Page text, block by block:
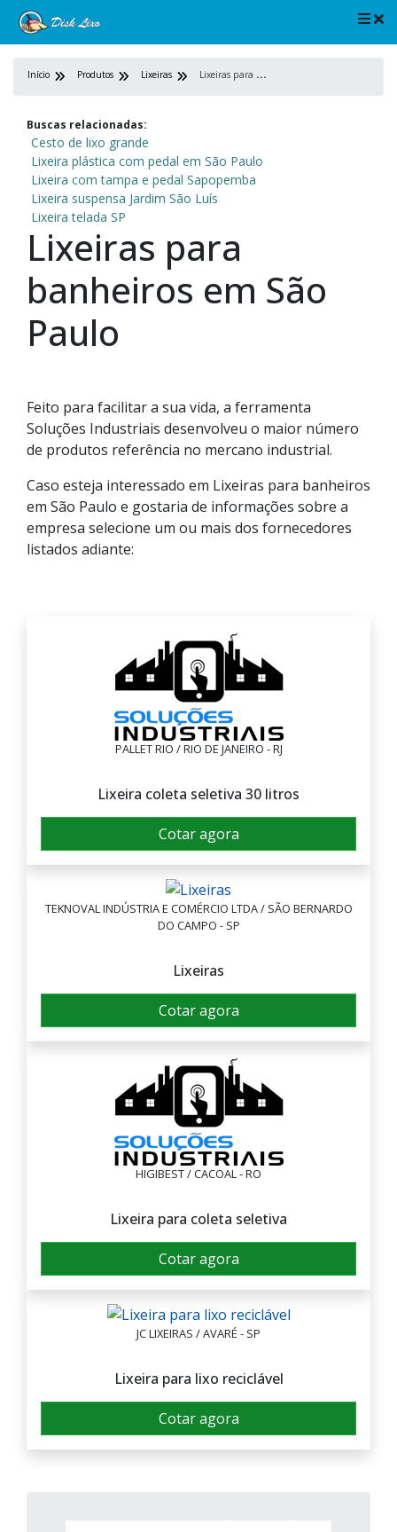
Início Produtos Lixeiras L
ixeiras para banheiros em São Paulo
Buscas relacionadas:
Cesto de lixo grande
Lixeira plástica com pedal em São Paulo
Lixeira com tampa e pedal Sapopemba
Lixeira suspensa Jardim São Luís
Lixeira telada SP
Lixeiras para
banheiros em São
Paulo
Feito para facilitar a sua vida, a ferramenta
Soluções Industriais desenvolveu o maior número
de produtos referência no mercano industrial.
Caso esteja interessado em Lixeiras para banheiros
em São Paulo e gostaria de informações sobre a
empresa selecione um ou mais dos fornecedores
listados adiante:
PALLET RIO / RIO DE JANEIRO - RJ
Lixeira coleta seletiva 30 litros
Cotar agora
TEKNOVAL INDÚSTRIA E COMÉRCIO LTDA / SÃO BERNARDO
DO CAMPO - SP
Lixeiras
Cotar agora
HIGIBEST / CACOAL - RO
Lixeira para coleta seletiva
Cotar agora
JC LIXEIRAS / AVARÉ - SP
Lixeira para lixo reciclável
Cotar agora